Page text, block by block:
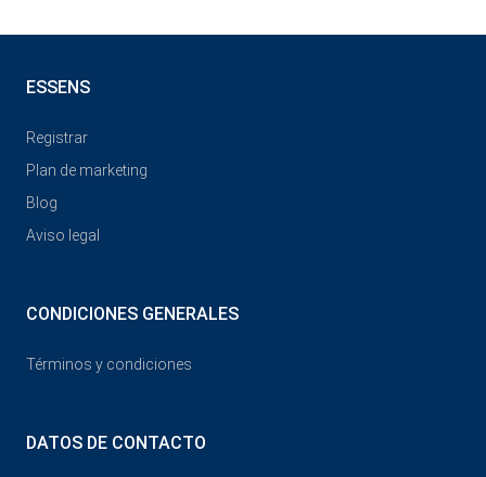
ESSENS
Registrar
Plan de marketing
Blog
Aviso legal
CONDICIONES GENERALES
Términos y condiciones
DATOS DE CONTACTO